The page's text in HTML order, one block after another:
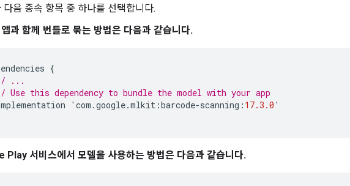
다음 종속 항목 중 하나를 선택합니다.
앱과 함께 번들로 묶는 방법은 다음과 같습니다.
{
...
Use this dependency to bundle the model with your app
' com .google.mlkit :barcode-scanning : 17.3.0 '
Play 서비스에서 모델을 사용하는 방법은 다음과 같습니다.